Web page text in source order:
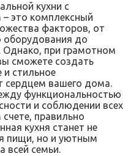
кухни с
это комплексный
факторов, от
оборудования до
при грамотном
сможете создать
стильное
сердцем вашего дома.
функциональностью
и соблюдении всех
правильно
кухня станет не
пищи, но и уютным
всей семьи.